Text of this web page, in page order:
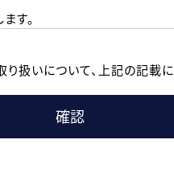
す。
て利用いたします。
法といたします。
扱いについて、 上記の記載